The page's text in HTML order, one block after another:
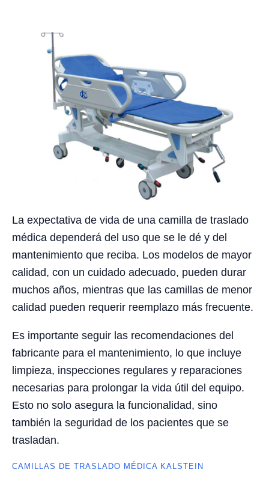
La expectativa de vida de una camilla de traslado
médica dependerá del uso que se le dé y del
mantenimiento que reciba. Los modelos de mayor
calidad, con un cuidado adecuado, pueden durar
muchos años, mientras que las camillas de menor
calidad pueden requerir reemplazo más frecuente.
Es importante seguir las recomendaciones del
fabricante para el mantenimiento, lo que incluye
limpieza, inspecciones regulares y reparaciones
necesarias para prolongar la vida útil del equipo.
Esto no solo asegura la funcionalidad, sino
también la seguridad de los pacientes que se
trasladan.
CAMILLAS DE TRASLADO MÉDICA KALSTEIN